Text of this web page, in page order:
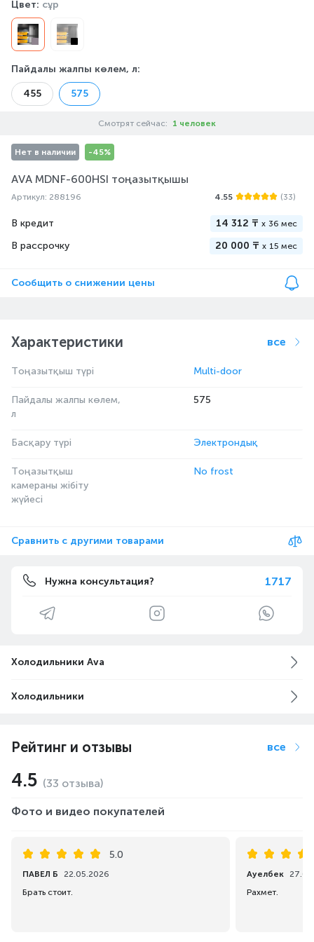
Цвет: сұр
Пайдалы жалпы көлем, л:
455 575
Смотрят сейчас: 1 человек
Нет в наличии -45%
AVA MDNF-600HSI тоңазытқышы
Артикул: 288196 4.55 (33)
В кредит 14 312 ₸ x 36 мес
В рассрочку 20 000 ₸ x 15 мес
Сообщить о снижении цены
Характеристики все
Тоңазытқыш түрі Multi-door
Пайдалы жалпы көлем,
л
575
Басқару түрі Электрондық
Тоңазытқыш
камераны жібіту
жүйесі
No frost
Сравнить с другими товарами
Нужна консультация? 1717
Холодильники Ava
Холодильники
Рейтинг и отзывы все
4.5 (33 отзыва)
Фото и видео покупателей
5.0
ПАВЕЛ Б
22.05.2026
Брать стоит.
Ауелбек
Рахмет.